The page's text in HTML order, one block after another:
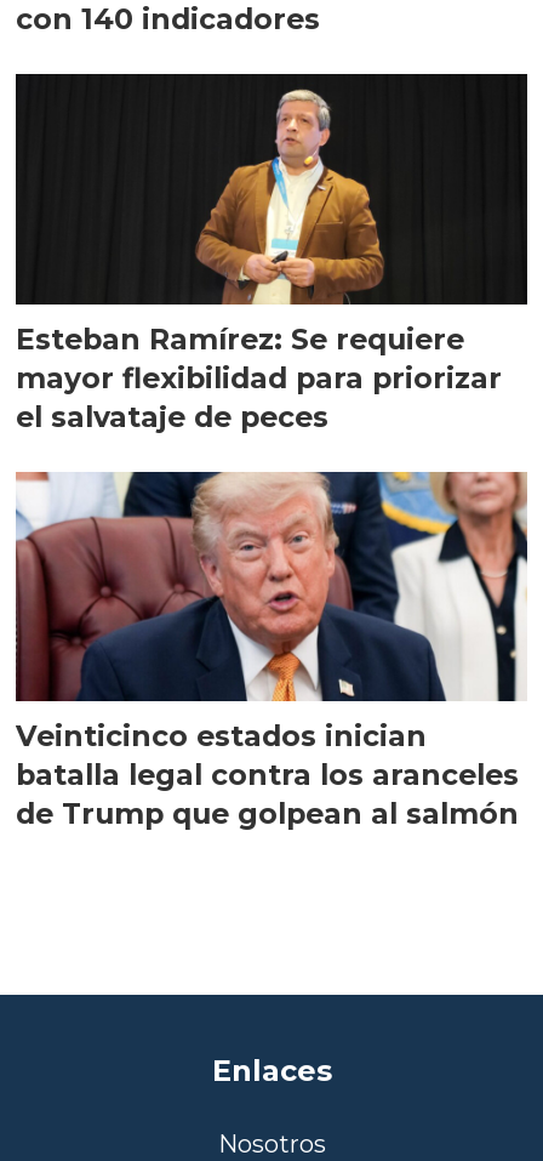
con 140 indicadores
Esteban Ramírez: Se requiere
mayor flexibilidad para priorizar
el salvataje de peces
Veinticinco estados inician
batalla legal contra los aranceles
de Trump que golpean al salmón
Enlaces
Nosotros